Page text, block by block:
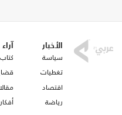
الأخبار
سياسة
تغطيات
اقتصاد
رياضة
آراء
أفكار